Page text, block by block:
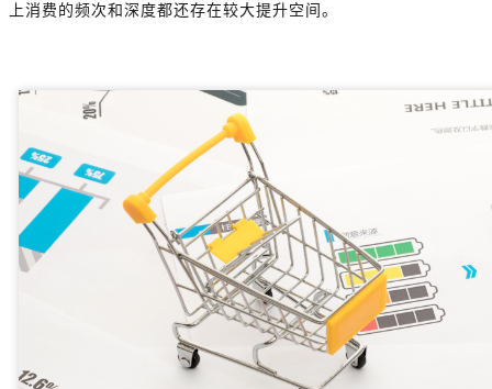
上消费的频次和深度都还存在较大提升空间。